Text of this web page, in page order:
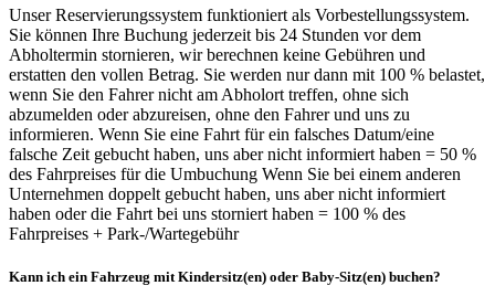
Unser Reservierungssystem funktioniert als Vorbestellungssystem.
Sie können Ihre Buchung jederzeit bis 24 Stunden vor dem
Abholtermin stornieren, wir berechnen keine Gebühren und
erstatten den vollen Betrag. Sie werden nur dann mit 100 % belastet,
wenn Sie den Fahrer nicht am Abholort treffen, ohne sich
abzumelden oder abzureisen, ohne den Fahrer und uns zu
informieren. Wenn Sie eine Fahrt für ein falsches Datum/eine
falsche Zeit gebucht haben, uns aber nicht informiert haben = 50 %
des Fahrpreises für die Umbuchung Wenn Sie bei einem anderen
Unternehmen doppelt gebucht haben, uns aber nicht informiert
haben oder die Fahrt bei uns storniert haben = 100 % des
Fahrpreises + Park-/Wartegebühr
Kann ich ein Fahrzeug mit Kindersitz(en) oder Baby-Sitz(en) buchen?